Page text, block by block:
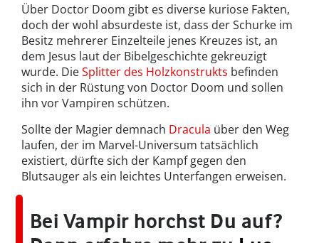
Über Doctor Doom gibt es diverse kuriose Fakten,
doch der wohl absurdeste ist, dass der Schurke im
Besitz mehrerer Einzelteile jenes Kreuzes ist, an
dem Jesus laut der Bibelgeschichte gekreuzigt
wurde. DieSplitter des Holzkonstrukts befinden
sich in der Rüstung von Doctor Doom und sollen
ihn vor Vampiren schützen.
Sollte der Magier demnach Dracula über den Weg
laufen, der im Marvel-Universum tatsächlich
existiert, dürfte sich der Kampf gegen den
Blutsauger als ein leichtes Unterfangen erweisen.
Bei Vampir horchst Du auf?